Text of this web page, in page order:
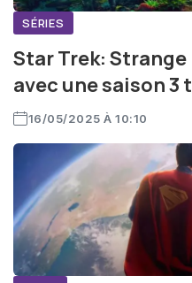
SÉRIES
Star Trek:
avec une saison 3
16/05/2025 À 10:10